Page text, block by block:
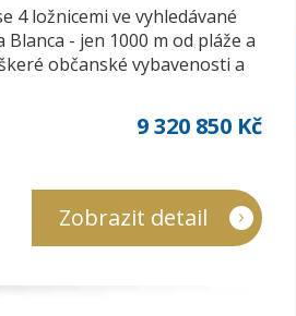
4 ložnicemi ve vyhledávané
Blanca - jen 1000 m od pláže a
občanské vybavenosti a
9 320 850 Kč
Zobrazit detail